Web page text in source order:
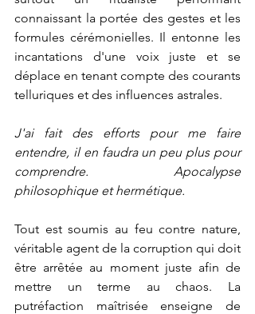
connaissant la portée des gestes et les
formules cérémonielles. Il entonne les
incantations d'une voix juste et se
déplace en tenant compte des courants
telluriques et des influences astrales.
J'ai fait des efforts pour me faire
entendre, il en faudra un peu plus pour
comprendre. Apocalypse
philosophique et hermétique.
Tout est soumis au feu contre nature,
véritable agent de la corruption qui doit
être arrêtée au moment juste afin de
mettre un terme au chaos. La
putréfaction maîtrisée enseigne de